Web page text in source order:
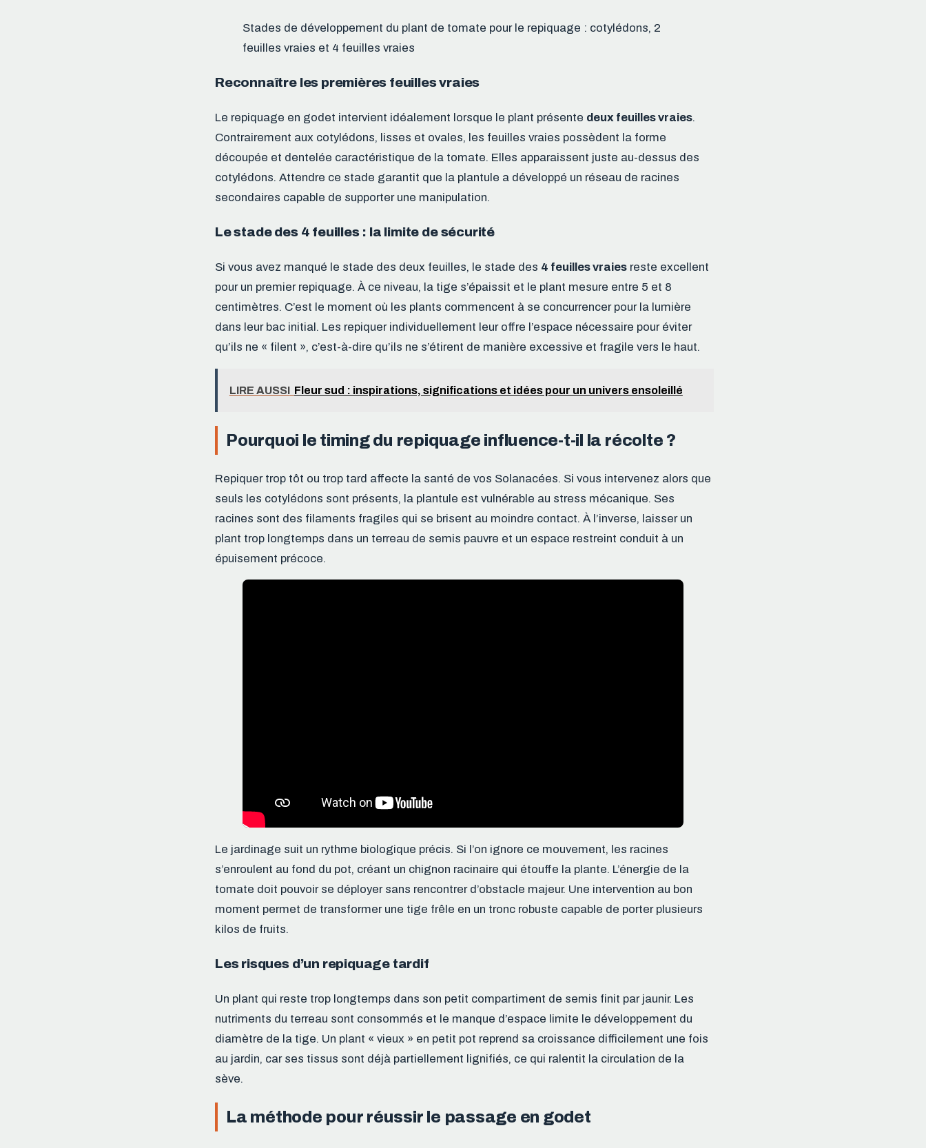
Stades de développement du plant de tomate pour le repiquage : cotylédons, 2
feuilles vraies et 4 feuilles vraies
Reconnaître les premières feuilles vraies
Le repiquage en godet intervient idéalement lorsque le plant présente deux feuilles vraies.
Contrairement aux cotylédons, lisses et ovales, les feuilles vraies possèdent la forme
découpée et dentelée caractéristique de la tomate. Elles apparaissent juste au-dessus des
cotylédons. Attendre ce stade garantit que la plantule a développé un réseau de racines
secondaires capable de supporter une manipulation.
Le stade des 4 feuilles : la limite de sécurité
Si vous avez manqué le stade des deux feuilles, le stade des 4 feuilles vraies reste excellent
pour un premier repiquage. À ce niveau, la tige s’épaissit et le plant mesure entre 5 et 8
centimètres. C’est le moment où les plants commencent à se concurrencer pour la lumière
dans leur bac initial. Les repiquer individuellement leur offre l’espace nécessaire pour éviter
qu’ils ne « filent », c’est-à-dire qu’ils ne s’étirent de manière excessive et fragile vers le haut.
LIRE AUSSI Fleur sud : inspirations, significations et idées pour un univers ensoleillé
Pourquoi le timing du repiquage influence-t-il la récolte ?
Repiquer trop tôt ou trop tard affecte la santé de vos Solanacées. Si vous intervenez alors que
seuls les cotylédons sont présents, la plantule est vulnérable au stress mécanique. Ses
racines sont des filaments fragiles qui se brisent au moindre contact. À l’inverse, laisser un
plant trop longtemps dans un terreau de semis pauvre et un espace restreint conduit à un
épuisement précoce.
Le jardinage suit un rythme biologique précis. Si l’on ignore ce mouvement, les racines
s’enroulent au fond du pot, créant un chignon racinaire qui étouffe la plante. L’énergie de la
tomate doit pouvoir se déployer sans rencontrer d’obstacle majeur. Une intervention au bon
moment permet de transformer une tige frêle en un tronc robuste capable de porter plusieurs
kilos de fruits.
Les risques d’un repiquage tardif
Un plant qui reste trop longtemps dans son petit compartiment de semis finit par jaunir. Les
nutriments du terreau sont consommés et le manque d’espace limite le développement du
diamètre de la tige. Un plant « vieux » en petit pot reprend sa croissance difficilement une fois
au jardin, car ses tissus sont déjà partiellement lignifiés, ce qui ralentit la circulation de la
sève.
La méthode pour réussir le passage en godet